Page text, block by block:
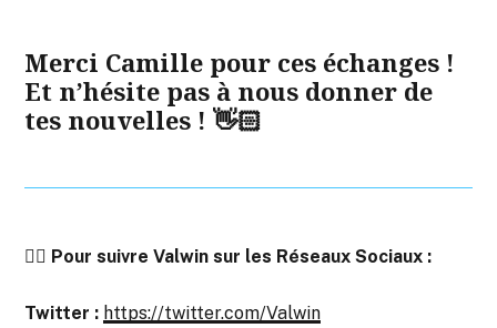
Merci Camille pour ces échanges !
Et n’hésite pas à nous donner de
tes nouvelles ! 👋🏻
👉🏻 Pour suivre Valwin sur les Réseaux Sociaux :
Twitter : https://twitter.com/Valwin